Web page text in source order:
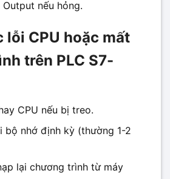
nếu hỏng.
lỗi CPU hoặc mất
trên PLC S7-
CPU nếu bị treo.
bộ nhớ định kỳ (thường 1-2
lại chương trình từ máy